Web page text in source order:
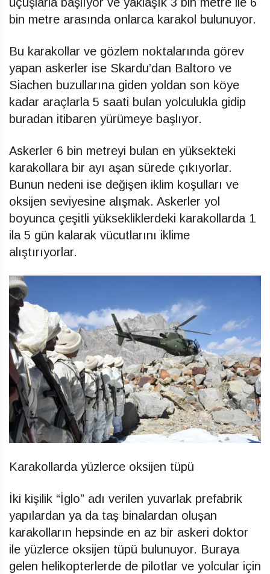
bin metre arasında onlarca karakol bulunuyor.
Bu karakollar ve gözlem noktalarında görev
yapan askerler ise Skardu’dan Baltoro ve
Siachen buzullarına giden yoldan son köye
kadar araçlarla 5 saati bulan yolculukla gidip
buradan itibaren yürümeye başlıyor.
Askerler 6 bin metreyi bulan en yüksekteki
karakollara bir ayı aşan sürede çıkıyorlar.
Bunun nedeni ise değişen iklim koşulları ve
oksijen seviyesine alışmak. Askerler yol
boyunca çeşitli yüksekliklerdeki karakollarda 1
ila 5 gün kalarak vücutlarını iklime
alıştırıyorlar.
Karakollarda yüzlerce oksijen tüpü
İki kişilik “İglo” adı verilen yuvarlak prefabrik
yapılardan ya da taş binalardan oluşan
karakolların hepsinde en az bir askeri doktor
ile yüzlerce oksijen tüpü bulunuyor. Buraya
gelen helikopterlerde de pilotlar ve yolcular için